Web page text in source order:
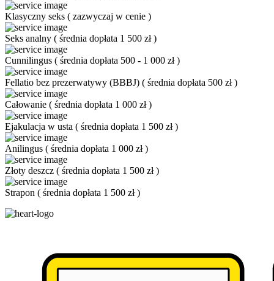
Klasyczny seks ( zazwyczaj w cenie )
Seks analny ( średnia dopłata 1 500 zł)
Cunnilingus ( średnia dopłata 500 - 1 000 zł)
Fellatio bez prezerwatywy (BBBJ) ( średnia dopłata 500 zł)
Całowanie ( średnia dopłata 1 000 zł)
Ejakulacja w usta ( średnia dopłata 1 500 zł)
Anilingus ( średnia dopłata 1 000 zł)
Złoty deszcz ( średnia dopłata 1 500 zł)
Strapon ( średnia dopłata 1 500 zł)